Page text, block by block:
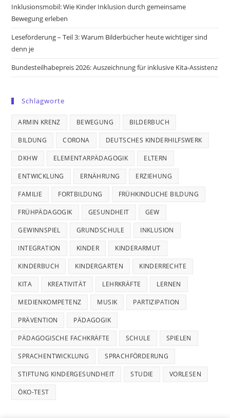
Inklusionsmobil: Wie Kinder Inklusion durch gemeinsame
Bewegung erleben
Leseförderung – Teil 3: Warum Bilderbücher heute wichtiger sind
denn je
Bundesteilhabepreis 2026: Auszeichnung für inklusive Kita-Assistenz
Schlagworte
ARMIN KRENZ BEWEGUNG BILDERBUCH
BILDUNG CORONA DEUTSCHES KINDERHILFSWERK
DKHW ELEMENTARPÄDAGOGIK ELTERN
ENTWICKLUNG ERNÄHRUNG ERZIEHUNG
FAMILIE FORTBILDUNG FRÜHKINDLICHE BILDUNG
FRÜHPÄDAGOGIK GESUNDHEIT GEW
GEWINNSPIEL GRUNDSCHULE INKLUSION
INTEGRATION KINDER KINDERARMUT
KINDERBUCH KINDERGARTEN KINDERRECHTE
KITA KREATIVITÄT LEHRKRÄFTE LERNEN
MEDIENKOMPETENZ MUSIK PARTIZIPATION
PRÄVENTION PÄDAGOGIK
PÄDAGOGISCHE FACHKRÄFTE SCHULE SPIELEN
SPRACHENTWICKLUNG SPRACHFÖRDERUNG
STIFTUNG KINDERGESUNDHEIT STUDIE VORLESEN
ÖKO-TEST